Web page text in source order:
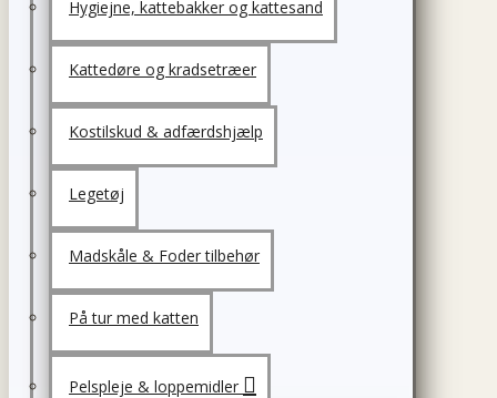
Hygiejne, kattebakker og kattesand
Kattedøre og kradsetræer
Kostilskud & adfærdshjælp
Legetøj
Madskåle & Foder tilbehør
På tur med katten
Pelspleje & loppemidler